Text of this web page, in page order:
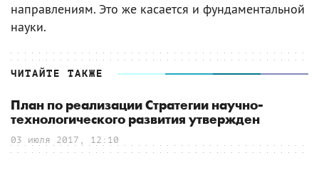
направлениям. Это же касается и фундаментальной
науки.
ЧИТАЙТЕ ТАКЖЕ
План по реализации Стратегии научно-
технологического развития утвержден
03 июля 2017, 12:10